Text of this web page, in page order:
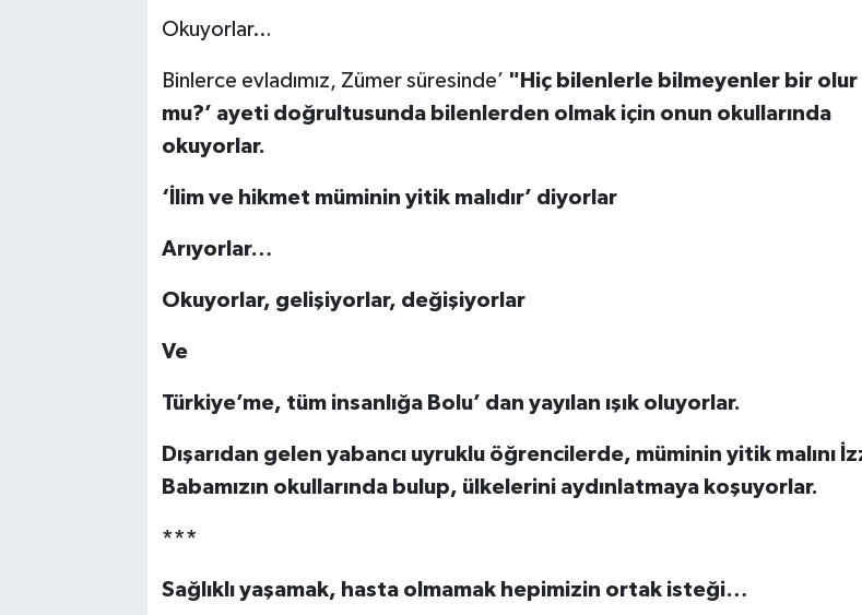
Okuyorlar…
Binlerce evladımız, Zümer süresinde’ "Hiç bilenlerle bilmeyenler bir olur
mu?’ ayeti doğrultusunda bilenlerden olmak için onun okullarında
okuyorlar.
‘İlim ve hikmet müminin yitik malıdır’ diyorlar
Arıyorlar…
Okuyorlar, gelişiyorlar, değişiyorlar
Ve
Türkiye’me, tüm insanlığa Bolu’ dan yayılan ışık oluyorlar.
Dışarıdan gelen yabancı uyruklu öğrencilerde, müminin yitik malını
Babamızın okullarında bulup, ülkelerini aydınlatmaya koşuyorlar.
***
Sağlıklı yaşamak, hasta olmamak hepimizin ortak isteği…